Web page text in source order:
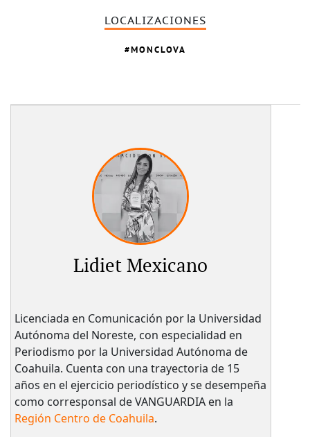
LOCALIZACIONES
MONCLOVA
Lidiet Mexicano
Licenciada en Comunicación por la Universidad
Autónoma del Noreste, con especialidad en
Periodismo por la Universidad Autónoma de
Coahuila. Cuenta con una trayectoria de 15
años en el ejercicio periodístico y se desempeña
como corresponsal de VANGUARDIA en la
Región Centro de Coahuila.